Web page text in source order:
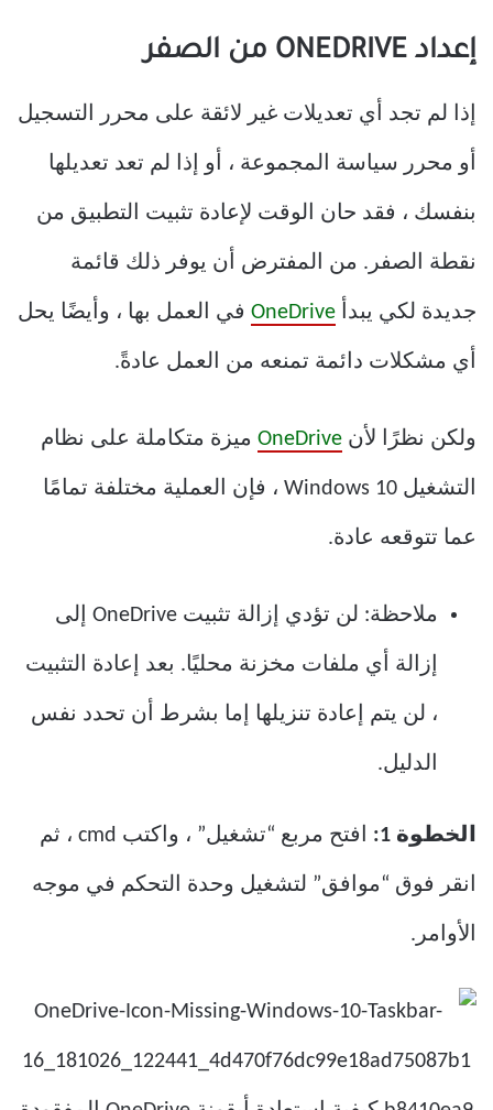
إعداد ONEDRIVE من الصفر
إذا لم تجد أي تعديلات غير لائقة على محرر التسجيل
أو محرر سياسة المجموعة ، أو إذا لم تعد تعديلها
بنفسك ، فقد حان الوقت لإعادة تثبيت التطبيق من
نقطة الصفر. من المفترض أن يوفر ذلك قائمة
جديدة لكي يبدأ OneDrive في العمل بها ، وأيضًا يحل
أي مشكلات دائمة تمنعه من العمل عادةً.
ولكن نظرًا لأن OneDrive ميزة متكاملة على نظام
التشغيل Windows 10 ، فإن العملية مختلفة تمامًا
عما تتوقعه عادة.
ملاحظة: لن تؤدي إزالة تثبيت OneDrive إلى
إزالة أي ملفات مخزنة محليًا. بعد إعادة التثبيت
، لن يتم إعادة تنزيلها إما بشرط أن تحدد نفس
الدليل.
الخطوة 1: افتح مربع “تشغيل” ، واكتب cmd ، ثم
انقر فوق “موافق” لتشغيل وحدة التحكم في موجه
الأوامر.